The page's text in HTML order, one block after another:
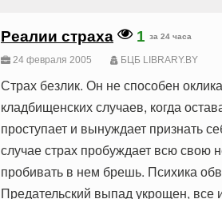
Реалии страха 1 за 24 часа
24 февраля 2005 БЦБ LIBRARY.BY
Страх безлик. Он не способен
кладбищенских случаев, когда
проступает и вынуждает признать
случае страх пробуждает всю свою
пробивать в нем брешь. Психика
Предательский выпад укрощен, все